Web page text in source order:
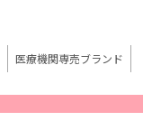
医療機関専売ブランド